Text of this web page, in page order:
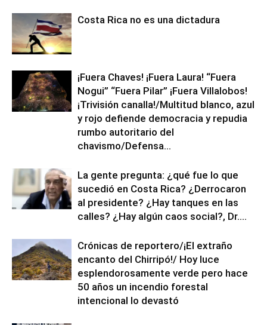
Costa Rica no es una dictadura
¡Fuera Chaves! ¡Fuera Laura! “Fuera
Nogui” “Fuera Pilar” ¡Fuera Villalobos!
¡Trivisión canalla!/Multitud blanco, azul
y rojo defiende democracia y repudia
rumbo autoritario del
chavismo/Defensa...
La gente pregunta: ¿qué fue lo que
sucedió en Costa Rica? ¿Derrocaron
al presidente? ¿Hay tanques en las
calles? ¿Hay algún caos social?, Dr....
Crónicas de reportero/¡El extraño
encanto del Chirripó!/ Hoy luce
esplendorosamente verde pero hace
50 años un incendio forestal
intencional lo devastó